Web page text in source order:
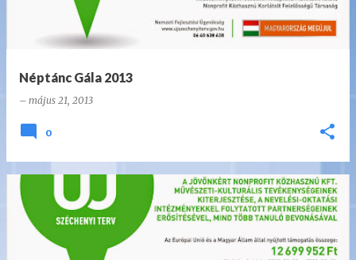
y
k
Néptánc Gála 2013
– május 21, 2013
0